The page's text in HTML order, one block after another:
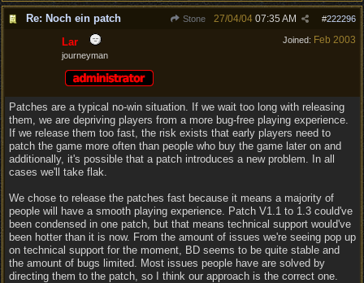
Re: Noch ein patch Stone #222296
27/04/04 07:35 AM
Joined: Feb 2003
Lar
journeyman
Patches are a typical no-win situation. If we wait too long with releasing
them, we are depriving players from a more bug-free playing experience.
If we release them too fast, the risk exists that early players need to
patch the game more often than people who buy the game later on and
additionally, it's possible that a patch introduces a new problem. In all
cases we'll take flak.
We chose to release the patches fast because it means a majority of
people will have a smooth playing experience. Patch V1.1 to 1.3 could've
been condensed in one patch, but that means technical support would've
been hotter than it is now. From the amount of issues we're seeing pop up
on technical support for the moment, BD seems to be quite stable and
the amount of bugs limited. Most issues people have are solved by
directing them to the patch, so I think our approach is the correct one.